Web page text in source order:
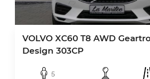
VOLVO XC60 T8 AWD
Design 303CP
5